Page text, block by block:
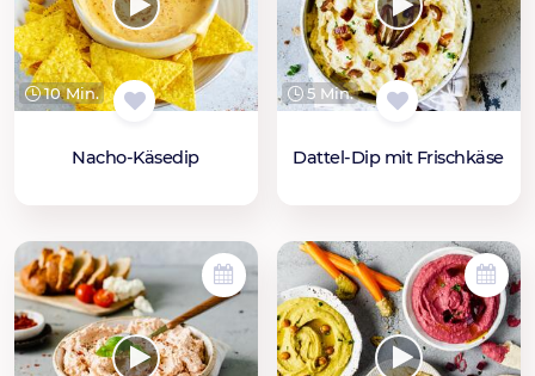
10 Min.
Nacho-Käsedip
5 Min.
Dattel-Dip mit Frischkäse